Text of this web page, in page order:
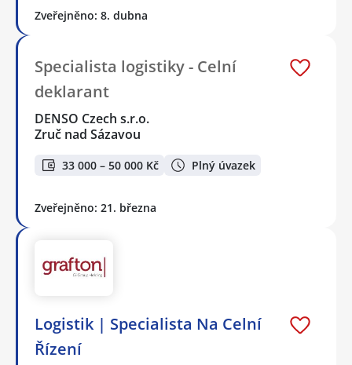
Zveřejněno: 8. dubna
Specialista logistiky - Celní
deklarant
DENSO Czech s.r.o.
Zruč nad Sázavou
33 000 – 50 000 Kč Plný úvazek
Zveřejněno: 21. března
Logistik | Specialista Na Celní
Řízení